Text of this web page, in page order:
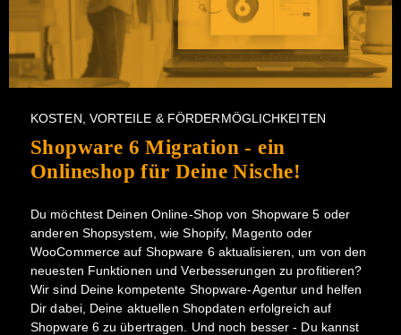
KOSTEN, VORTEILE & FÖRDERMÖGLICHKEITEN
Shopware 6 Migration - ein
Onlineshop für Deine Nische!
Du möchtest Deinen Online-Shop von Shopware 5 oder
anderen Shopsystem, wie Shopify, Magento oder
WooCommerce auf Shopware 6 aktualisieren, um von den
neuesten Funktionen und Verbesserungen zu profitieren?
Wir sind Deine kompetente Shopware-Agentur und helfen
Dir dabei, Deine aktuellen Shopdaten erfolgreich auf
Shopware 6 zu übertragen. Und noch besser - Du kannst